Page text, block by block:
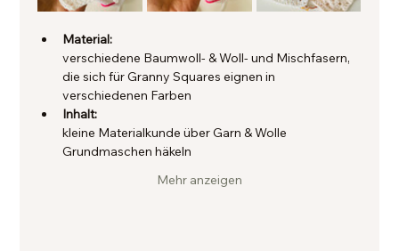
Material:
verschiedene Baumwoll- & Woll- und Mischfasern,
die sich für Granny Squares eignen in
verschiedenen Farben
Inhalt:
kleine Materialkunde über Garn & Wolle
Grundmaschen häkeln
Mehr anzeigen